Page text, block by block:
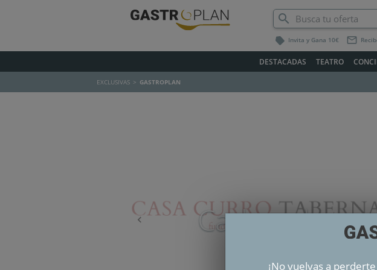
label Invita y Gana 10€ mail_outline
DESTACADAS TEATRO
EXCLUSIVAS GASTROPLAN
Caducada
¡No vuelvas a